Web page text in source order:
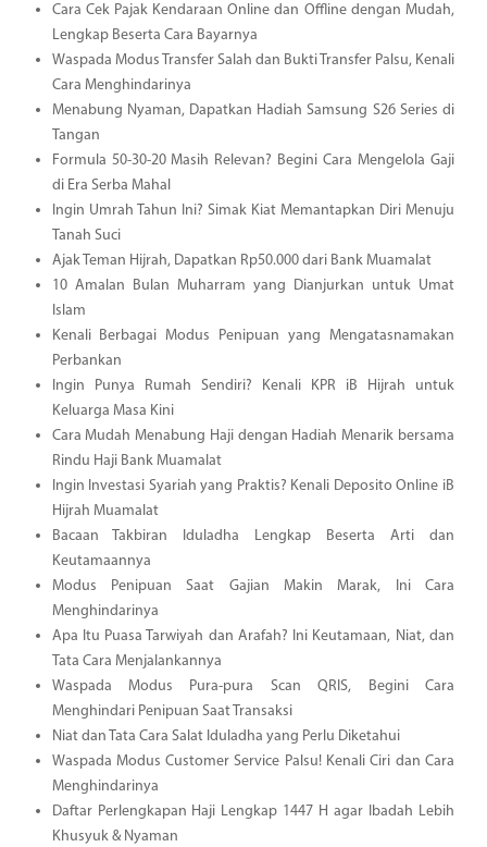
Cara Cek Pajak Kendaraan Online dan Offline dengan Mudah,
Lengkap Beserta Cara Bayarnya
Waspada Modus Transfer Salah dan Bukti Transfer Palsu, Kenali
Cara Menghindarinya
Menabung Nyaman, Dapatkan Hadiah Samsung S26 Series di
Tangan
Formula 50-30-20 Masih Relevan? Begini Cara Mengelola Gaji
di Era Serba Mahal
Ingin Umrah Tahun Ini? Simak Kiat Memantapkan Diri Menuju
Tanah Suci
Ajak Teman Hijrah, Dapatkan Rp50.000 dari Bank Muamalat
10 Amalan Bulan Muharram yang Dianjurkan untuk Umat
Islam
Kenali Berbagai Modus Penipuan yang Mengatasnamakan
Perbankan
Ingin Punya Rumah Sendiri? Kenali KPR iB Hijrah untuk
Keluarga Masa Kini
Cara Mudah Menabung Haji dengan Hadiah Menarik bersama
Rindu Haji Bank Muamalat
Ingin Investasi Syariah yang Praktis? Kenali Deposito Online iB
Hijrah Muamalat
Bacaan Takbiran Iduladha Lengkap Beserta Arti dan
Keutamaannya
Modus Penipuan Saat Gajian Makin Marak, Ini Cara
Menghindarinya
Apa Itu Puasa Tarwiyah dan Arafah? Ini Keutamaan, Niat, dan
Tata Cara Menjalankannya
Waspada Modus Pura-pura Scan QRIS, Begini Cara
Menghindari Penipuan Saat Transaksi
Niat dan Tata Cara Salat Iduladha yang Perlu Diketahui
Waspada Modus Customer Service Palsu! Kenali Ciri dan Cara
Menghindarinya
Daftar Perlengkapan Haji Lengkap 1447 H agar Ibadah Lebih
Khusyuk & Nyaman